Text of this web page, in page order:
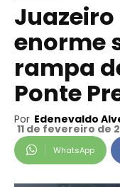
enorme
rampa
Ponte
Por Edenevaldo
11 de fevereiro de
WhatsApp